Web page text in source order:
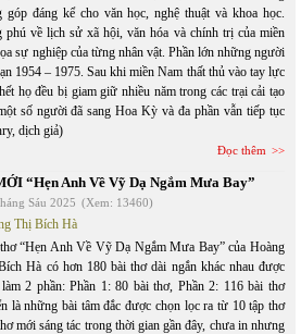
góp đáng kể cho văn học, nghệ thuật và khoa học.
về lịch sử xã hội, văn hóa và chính trị của miền
sự nghiệp của từng nhân vật. Phần lớn những người
1954 – 1975. Sau khi miền Nam thất thủ vào tay lực
họ đều bị giam giữ nhiều năm trong các trại cải tạo
số người đã sang Hoa Kỳ và đa phần vẫn tiếp tục
dịch giả)
Đọc thêm
“Hẹn Anh Về Vỹ Dạ Ngắm Mưa Bay”
Sáu 2025 (Xem: 13460)
Thị Bích Hà
“Hẹn Anh Về Vỹ Dạ Ngắm Mưa Bay” của Hoàng
Hà có hơn 180 bài thơ dài ngắn khác nhau được
2 phần: Phần 1: 80 bài thơ, Phần 2: 116 bài thơ
là những bài tâm đắc được chọn lọc ra từ 10 tập thơ
mới sáng tác trong thời gian gần đây, chưa in nhưng